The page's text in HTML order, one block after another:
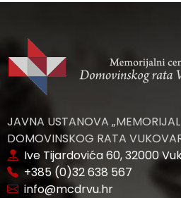
JAVNA USTANOVA
DOMOVINSKOG RATA
Ive Tijardovića 60, 32000
+385 (0)32 638 567
info@mcdrvu.hr